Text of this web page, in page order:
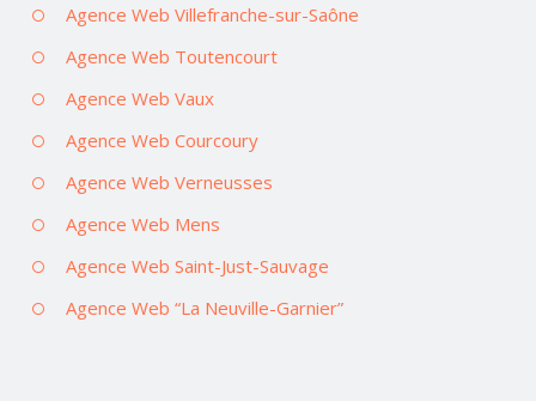
Agence Web Villefranche-sur-Saône
Agence Web Toutencourt
Agence Web Vaux
Agence Web Courcoury
Agence Web Verneusses
Agence Web Mens
Agence Web Saint-Just-Sauvage
Agence Web “La Neuville-Garnier”